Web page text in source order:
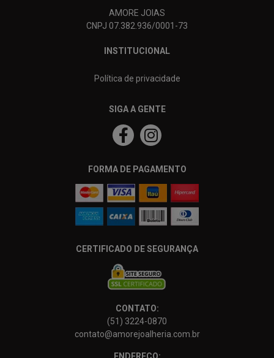
AMORE JOIAS
CNPJ 07.382.936/0001-73
INSTITUCIONAL
Política de privacidade
SIGA A GENTE
FORMA DE PAGAMENTO
CERTIFICADO DE SEGURANÇA
CONTATO:
(51) 3224-0870
contato@amorejoalheria.com.br
ENDEREÇO: